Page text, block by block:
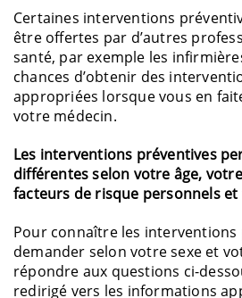
Certaines interventions
être offertes par d’autres
santé, par exemple les
chances d’obtenir des
appropriées lorsque vous en
votre médecin.
Les interventions préventives
différentes selon votre âge,
facteurs de risque personnels et
Pour connaître les interventions
demander selon votre sexe et
répondre aux questions ci-
redirigé vers les informations